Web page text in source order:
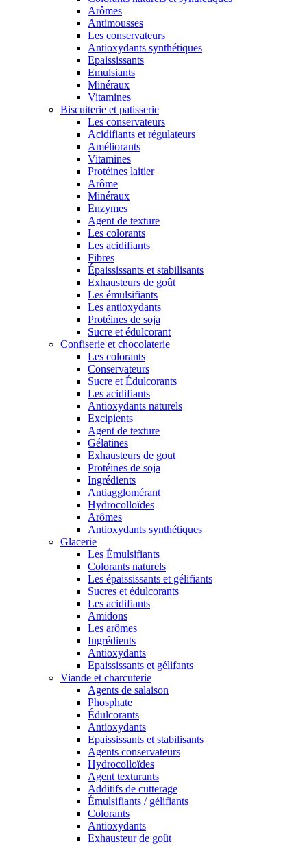
Arômes
Antimousses
Les conservateurs
Antioxydants synthétiques
Epaississants
Emulsiants
Minéraux
Vitamines
Biscuiterie et patisserie
Les conservateurs
Acidifiants et régulateurs
Améliorants
Vitamines
Protéines laitier
Arôme
Minéraux
Enzymes
Agent de texture
Les colorants
Les acidifiants
Fibres
Épaississants et stabilisants
Exhausteurs de goût
Les émulsifiants
Les antioxydants
Protéines de soja
Sucre et édulcorant
Confiserie et chocolaterie
Les colorants
Conservateurs
Sucre et Édulcorants
Les acidifiants
Antioxydants naturels
Excipients
Agent de texture
Gélatines
Exhausteurs de gout
Protéines de soja
Ingrédients
Antiagglomérant
Hydrocolloïdes
Arômes
Antioxydants synthétiques
Glacerie
Les Émulsifiants
Colorants naturels
Les épaississants et gélifiants
Sucres et édulcorants
Les acidifiants
Amidons
Les arômes
Ingrédients
Antioxydants
Epaississants et gélifants
Viande et charcuterie
Agents de salaison
Phosphate
Édulcorants
Antioxydants
Epaississants et stabilisants
Agents conservateurs
Hydrocolloïdes
Agent texturants
Additifs de cutterage
Émulsifiants / gélifiants
Colorants
Antioxydants
Exhausteur de goût